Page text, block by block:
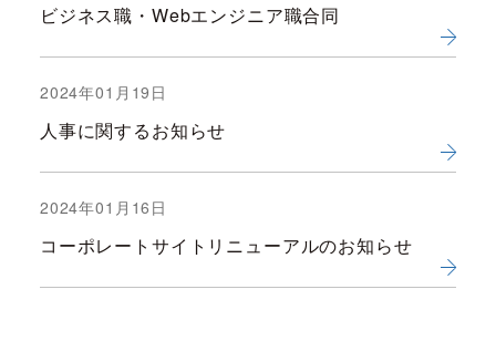
ビジネス職・Webエンジニア職合同
2024年01月19日
人事に関するお知らせ
2024年01月16日
コーポレートサイトリニューアルのお知らせ